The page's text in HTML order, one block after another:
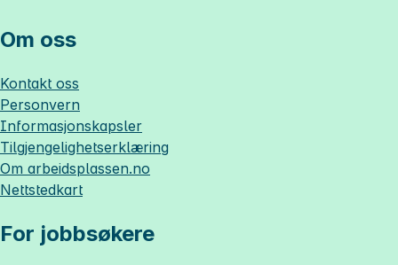
Om oss
Kontakt oss
Personvern
Informasjonskapsler
Tilgjengelighetserklæring
Om arbeidsplassen.no
Nettstedkart
For jobbsøkere